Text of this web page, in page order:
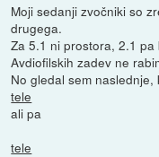
Moji sedanji zvočniki so
drugega.
Za 5.1 ni prostora, 2.1 pa
Avdiofilskih zadev ne
No gledal sem
tele
ali pa
tele